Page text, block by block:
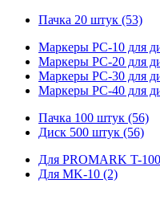
Пачка 20 штук (53)
Маркеры PC-10 для
Маркеры PC-20 для
Маркеры PC-30 для
Маркеры PC-40 для
Пачка 100 штук (56)
Диск 500 штук (56)
Для PROMARK T-
Для MK-10 (2)